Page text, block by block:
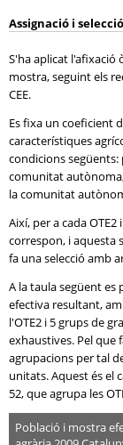
Assignació i
S'ha aplicat l'afixació
mostra, seguint els
CEE.
Es fixa un coeficient
característiques
condicions següents:
comunitat autònoma,
la comunitat
Així, per a cada
correspon, i aquesta
fa una selecció amb
A la taula següent
efectiva resultant,
l'OTE2 i 5 grups de
exhaustives. Pel que
agrupacions per tal
unitats. Aquest és el
52, que agrupa les
Població i mostra